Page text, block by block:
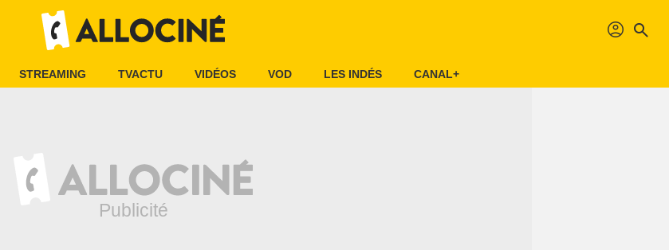
profil search
STREAMING TVACTU VIDÉOS VOD LES INDÉS CANAL+